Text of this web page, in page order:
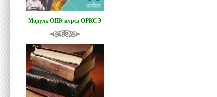
Модуль ОПК курса ОРКСЭ